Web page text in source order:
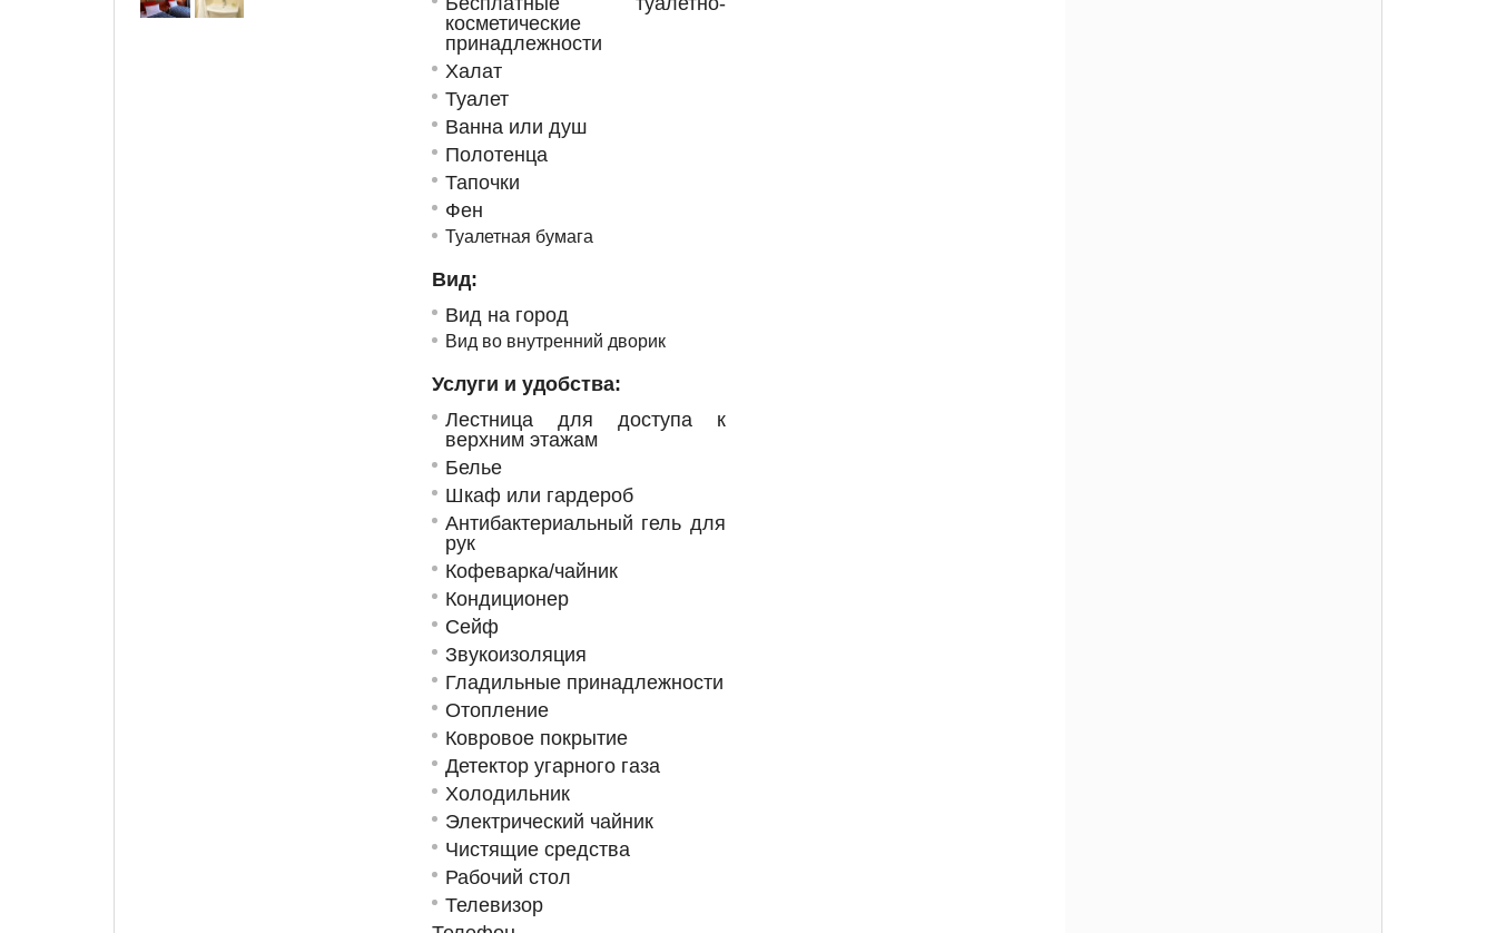
косметические
принадлежности
Халат
Туалет
Ванна или душ
Полотенца
Тапочки
Фен
Туалетная бумага
Вид:
Вид на город
Вид во внутренний дворик
Услуги и удобства:
Лестница для доступа к
верхним этажам
Белье
Шкаф или гардероб
Антибактериальный гель для
рук
Кофеварка/чайник
Кондиционер
Сейф
Звукоизоляция
Гладильные принадлежности
Отопление
Ковровое покрытие
Детектор угарного газа
Холодильник
Электрический чайник
Чистящие средства
Рабочий стол
Телевизор